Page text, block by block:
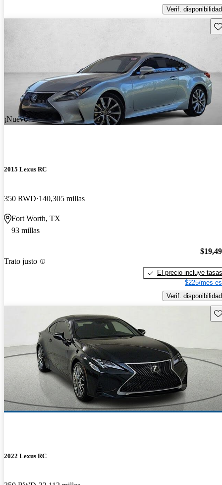
Verif. disponibilidad
¡Nuevo!
2015 Lexus RC
350 RWD 140,305 millas
Fort Worth, TX
93 millas
Trato justo
El precio incluye tasas
$225/mes
Verif. disponibilidad
2022 Lexus RC